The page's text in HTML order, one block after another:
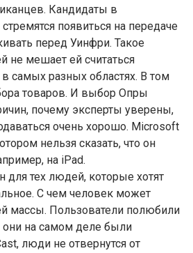
Кандидаты в
появиться на передаче
перед Уинфри. Такое
не мешает ей считаться
самых разных областях. В том
товаров. И выбор Опры
почему эксперты уверены,
очень хорошо. Microsoft
нельзя сказать, что он
на iPad.
для тех людей, которые хотят
С чем человек может
массы. Пользователи полюбили
они на самом деле были
люди не отвернутся от